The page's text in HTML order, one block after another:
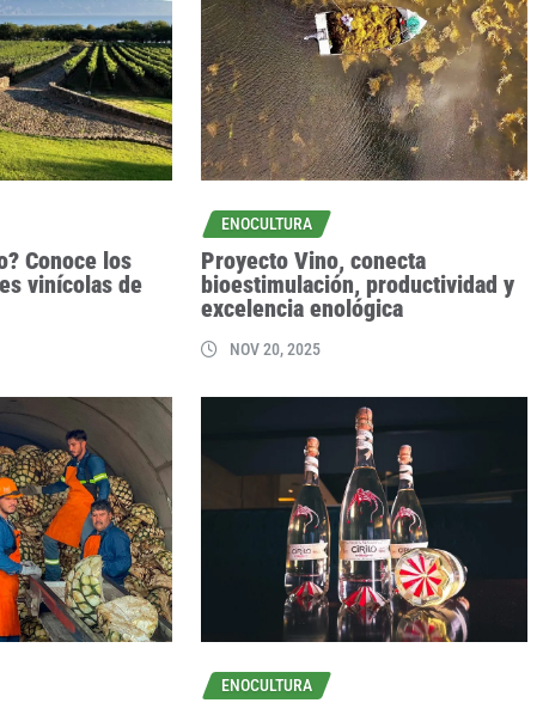
Conoce los
vinícolas de
ENOCULTURA
Proyecto Vino, conecta
bioestimulación, productividad y
excelencia enológica
NOV 20, 2025
ENOCULTURA